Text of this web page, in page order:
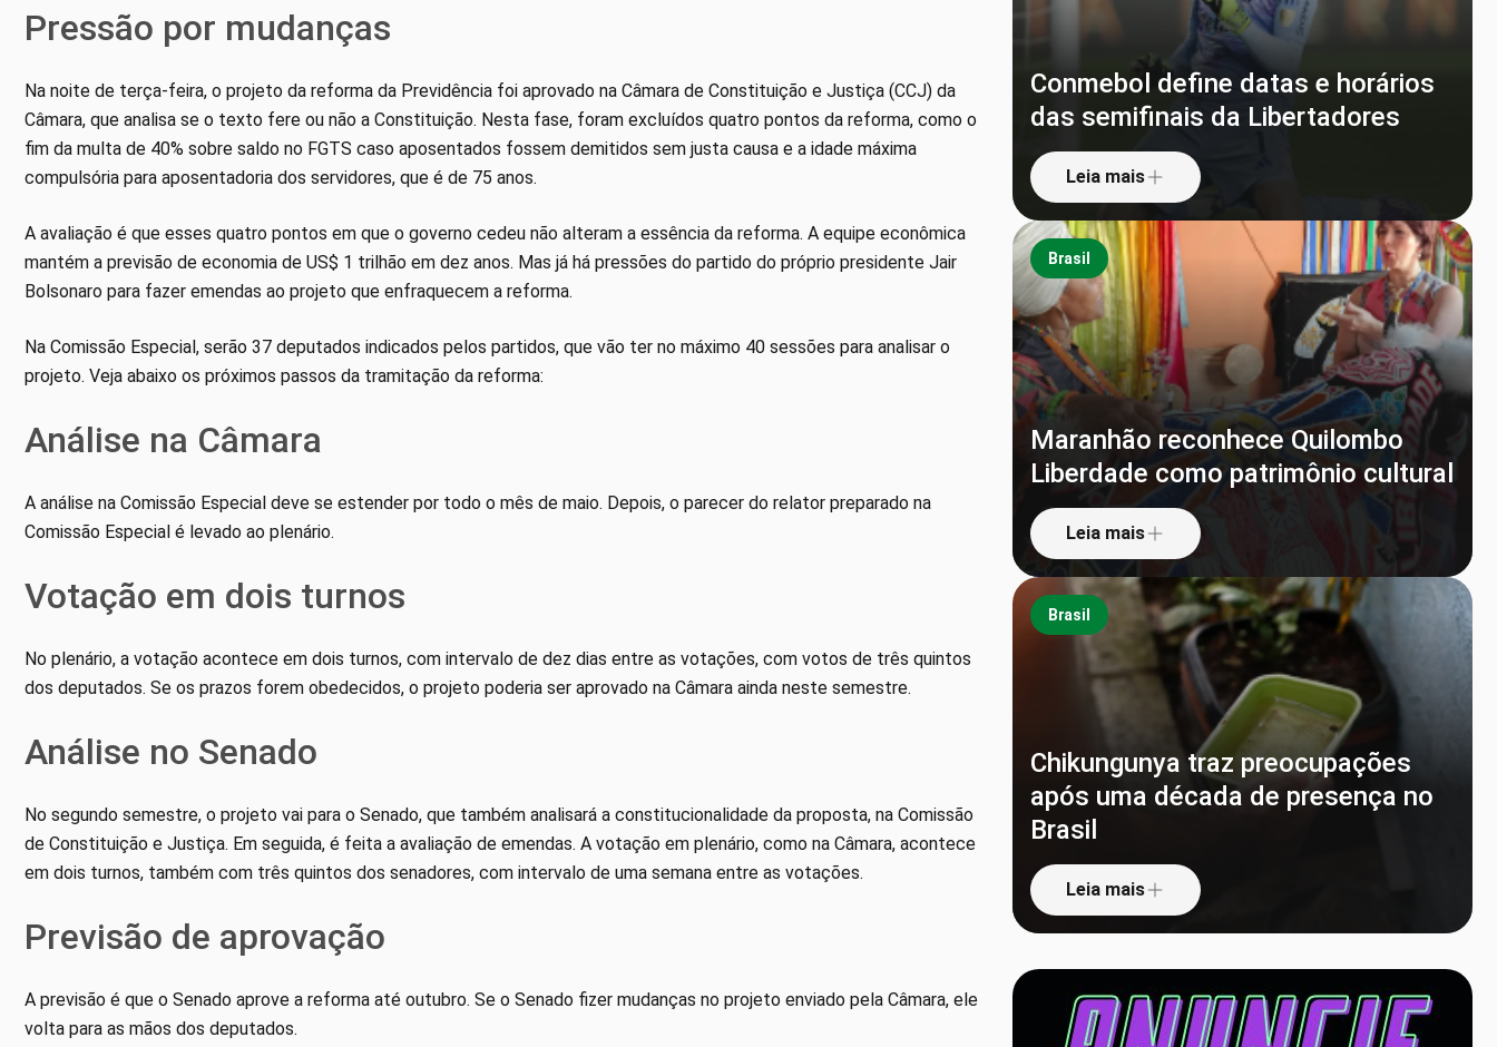
Pressão por mudanças
Na noite de terça-feira, o projeto da reforma da Previdência foi aprovado na Câmara de Constituição e Justiça (CCJ) da
Câmara, que analisa se o texto fere ou não a Constituição. Nesta fase, foram excluídos quatro pontos da reforma, como o
fim da multa de 40% sobre saldo no FGTS caso aposentados fossem demitidos sem justa causa e a idade máxima
compulsória para aposentadoria dos servidores, que é de 75 anos.
A avaliação é que esses quatro pontos em que o governo cedeu não alteram a essência da reforma. A equipe econômica
mantém a previsão de economia de US$ 1 trilhão em dez anos. Mas já há pressões do partido do próprio presidente Jair
Bolsonaro para fazer emendas ao projeto que enfraquecem a reforma.
Na Comissão Especial, serão 37 deputados indicados pelos partidos, que vão ter no máximo 40 sessões para analisar o
projeto. Veja abaixo os próximos passos da tramitação da reforma:
Análise na Câmara
A análise na Comissão Especial deve se estender por todo o mês de maio. Depois, o parecer do relator preparado na
Comissão Especial é levado ao plenário.
Votação em dois turnos
No plenário, a votação acontece em dois turnos, com intervalo de dez dias entre as votações, com votos de três quintos
dos deputados. Se os prazos forem obedecidos, o projeto poderia ser aprovado na Câmara ainda neste semestre.
Análise no Senado
No segundo semestre, o projeto vai para o Senado, que também analisará a constitucionalidade da proposta, na Comissão
de Constituição e Justiça. Em seguida, é feita a avaliação de emendas. A votação em plenário, como na Câmara, acontece
em dois turnos, também com três quintos dos senadores, com intervalo de uma semana entre as votações.
Previsão de aprovação
A previsão é que o Senado aprove a reforma até outubro. Se o Senado fizer mudanças no projeto enviado pela Câmara, ele
volta para as mãos dos deputados.
Conmebol define datas e horários
das semifinais da Libertadores
Leia mais
Brasil
Maranhão reconhece Quilombo
Liberdade como patrimônio cultural
Leia mais
Brasil
Chikungunya traz preocupações
após uma década de presença no
Brasil
Leia mais